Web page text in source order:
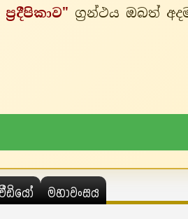
ග්‍රන්ථය ඔබත්
මහාවංසය